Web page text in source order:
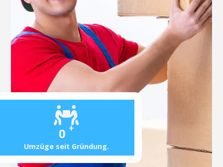
0 +
Umzüge seit Gründung.